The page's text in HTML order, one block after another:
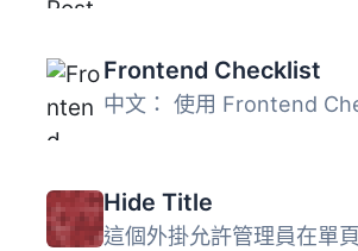
Frontend Checklist
Hide Title